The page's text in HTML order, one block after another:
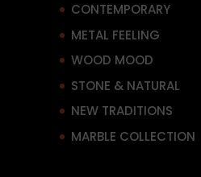
CONTEMPORARY
METAL FEELING
WOOD MOOD
STONE & NATURAL
NEW TRADITIONS
MARBLE COLLECTION